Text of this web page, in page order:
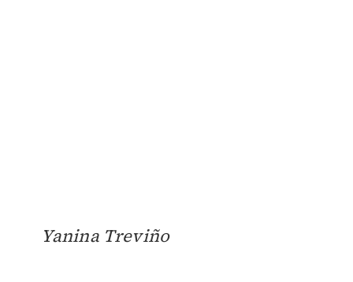
Yanina Treviño